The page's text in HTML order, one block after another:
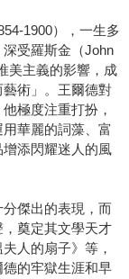
1900），一生多
受羅斯金（John
美主義的影響，成
術」。王爾德對
極度注重打扮，
華麗的詞藻、富
添閃耀迷人的風
傑出的表現，而
奠定其文學天才
人的扇子》等，
的牢獄生涯和早